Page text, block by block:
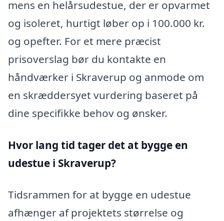
mens en helårsudestue, der er opvarmet
og isoleret, hurtigt løber op i 100.000 kr.
og opefter. For et mere præcist
prisoverslag bør du kontakte en
håndværker i Skraverup og anmode om
en skræddersyet vurdering baseret på
dine specifikke behov og ønsker.
Hvor lang tid tager det at bygge en
udestue i Skraverup?
Tidsrammen for at bygge en udestue
afhænger af projektets størrelse og